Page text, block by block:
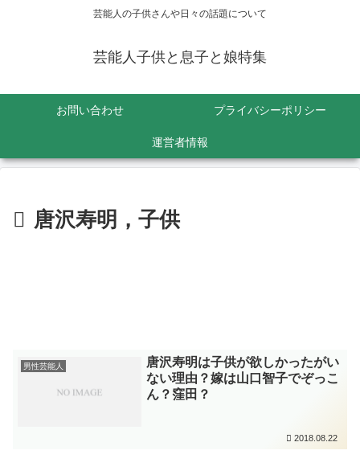
芸能人の子供さんや日々の話題について
芸能人子供と息子と娘特集
お問い合わせ プライバシーポリシー
運営者情報
唐沢寿明，子供
男性芸能人
唐沢寿明は子供が欲しかったがい
ない理由？嫁は山口智子でぞっこ
ん？窪田？
2018.08.22